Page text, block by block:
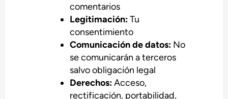
comentarios
Legitimación:Tu
consentimiento
Comunicación de datos:No
se comunicarán a terceros
salvo obligación legal
Derechos:Acceso,
rectificación, portabilidad,